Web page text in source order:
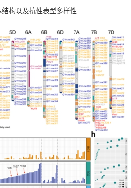
构以及抗性表型多样性